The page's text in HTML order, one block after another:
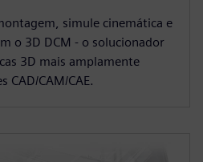
simule cinemática e
o 3D DCM - o solucionador
3D mais amplamente
CAD/CAM/CAE.